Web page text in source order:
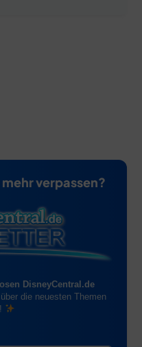
verpassen?
DisneyCentral.de
die neuesten Themen